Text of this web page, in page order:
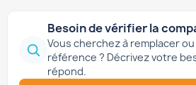
Besoin de vérifier la
Vous cherchez à remplacer
référence ? Décrivez votre
répond.